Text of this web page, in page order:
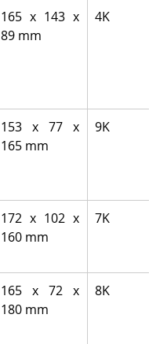
165 x 143 x
89 mm
4K
153 x 77 x
165 mm
9K
172 x 102 x
160 mm
7K
165 x 72 x
180 mm
8K